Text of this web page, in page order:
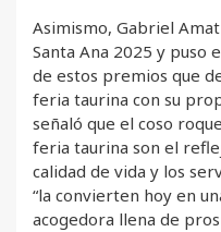
Asimismo, Gabriel
Santa Ana 2025 y puso
de estos premios que
feria taurina con su
señaló que el coso
feria taurina son el
calidad de vida y los
“la convierten hoy en
acogedora llena de